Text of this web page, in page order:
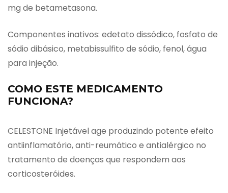
mg de betametasona.
Componentes inativos: edetato dissódico, fosfato de
sódio dibásico, metabissulfito de sódio, fenol, água
para injeção.
COMO ESTE MEDICAMENTO
FUNCIONA?
CELESTONE Injetável age produzindo potente efeito
antiinflamatório, anti-reumático e antialérgico no
tratamento de doenças que respondem aos
corticosteróides.